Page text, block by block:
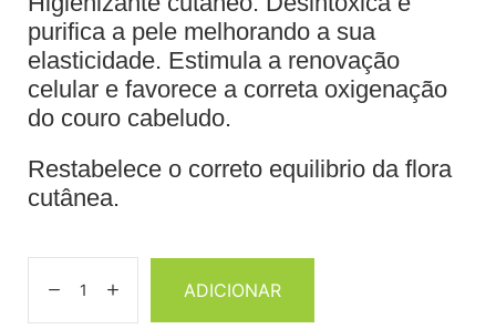
purifica a pele melhorando a sua
elasticidade. Estimula a renovação
celular e favorece a correta oxigenação
do couro cabeludo.
Restabelece o correto equilibrio da flora
cutânea.
ADICIONAR